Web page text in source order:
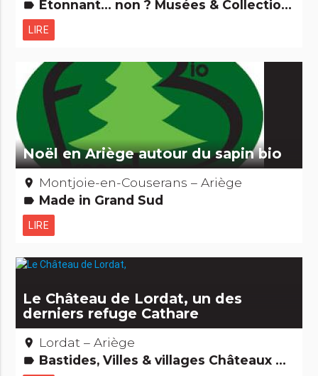
label Etonnant... non ? Musées & Collections
LIRE
Noël en Ariège autour du sapin bio
place Montjoie-en-Couserans – Ariège
label Made in Grand Sud
LIRE
Le Château de Lordat, un des
derniers refuge Cathare
place Lordat – Ariège
label Bastides, Villes & villages Châteaux & Monuments Pays cathare